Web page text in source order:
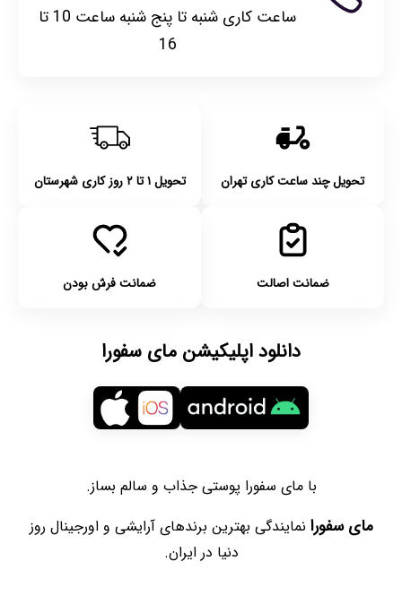
ساعت کاری شنبه تا پنج شنبه ساعت 10 تا
16
تحویل چند ساعت کاری تهران تحویل ۱ تا ۲ روز کاری شهرستان
ضمانت اصالت ضمانت فرش بودن
دانلود اپلیکیشن مای سفورا
با مای سفورا پوستی جذاب و سالم بساز.
مای سفورا نمایندگی بهترین برندهای آرایشی و اورجینال روز
دنیا در ایران.